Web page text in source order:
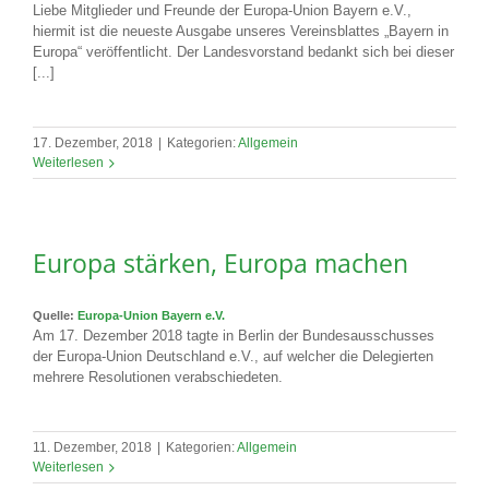
Liebe Mitglieder und Freunde der Europa-Union Bayern e.V.,
hiermit ist die neueste Ausgabe unseres Vereinsblattes „Bayern in
Europa“ veröffentlicht. Der Landesvorstand bedankt sich bei dieser
[...]
17. Dezember, 2018 | Kategorien:Allgemein
Weiterlesen
Europa stärken, Europa machen
Quelle: Europa-Union Bayern e.V.
Am 17. Dezember 2018 tagte in Berlin der Bundesausschusses
der Europa-Union Deutschland e.V., auf welcher die Delegierten
mehrere Resolutionen verabschiedeten.
11. Dezember, 2018 | Kategorien:Allgemein
Weiterlesen